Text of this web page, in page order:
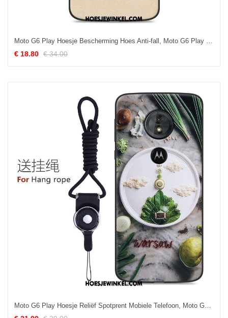
Moto G6 Play Hoesje Bescherming Hoes Anti-fall, Moto G6 Play Hoesje Mobiele Telefoon Siliconen
€ 18.80 € 34.00
Moto G6 Play Hoesje Reliëf Spotprent Mobiele Telefoon, Moto G6 Play Hoesje Persoonlijk Hoes